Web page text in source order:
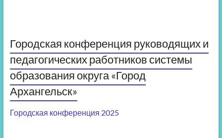
Городская конференция руководящих и
педагогических работников системы
образования округа «Город
Архангельск»
Городская конференция 2025